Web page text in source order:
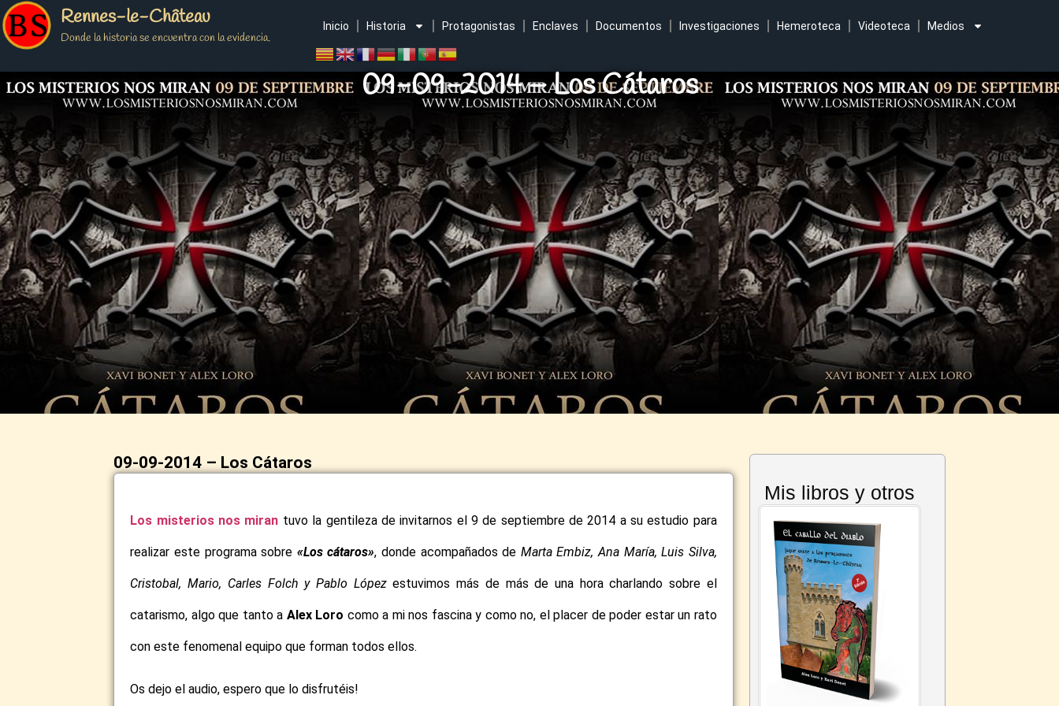
Rennes-le-Château
Donde la historia se encuentra con la evidencia.
Inicio Historia Protagonistas Enclaves Documentos Investigaciones Hemeroteca Videoteca Medios
09-09-2014 – Los Cátaros
09-09-2014 – Los Cátaros
Los misterios nos miran tuvo la gentileza de invitarnos el 9 de septiembre de 2014 a su estudio para
realizar este programa sobre «Los cátaros», donde acompañados de Marta Embiz, Ana María, Luis Silva,
Cristobal, Mario, Carles Folch y Pablo Lópezestuvimos más de más de una hora charlando sobre el
catarismo, algo que tanto a Alex Loro como a mi nos fascina y como no, el placer de poder estar un rato
con este fenomenal equipo que forman todos ellos.
Os dejo el audio, espero que lo disfrutéis!
Mis libros y otros